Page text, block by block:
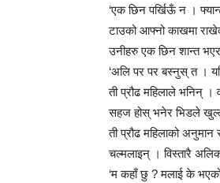
‘एक छिन पर्खिऊँ न ।
टाउको आफ्नो काखमा
उनीहरु एक छिन शान्त भएर
‘अलि पर पर बस्नुस् त । यति
ती प्रौढ महिलाले भनिन् ।
सहज होस् भनेर भिडले
ती प्रौढ महिलाको
चल्मलाइन् । विस्तारै
‘म कहाँ छु ? मलाई के भएको